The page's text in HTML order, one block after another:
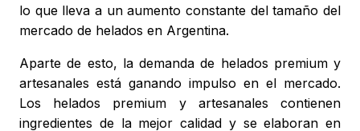
lo que lleva a un aumento constante del tamaño del
mercado de helados en Argentina.
Aparte de esto, la demanda de helados premium y
artesanales está ganando impulso en el mercado.
Los helados premium y artesanales contienen
ingredientes de la mejor calidad y se elaboran en